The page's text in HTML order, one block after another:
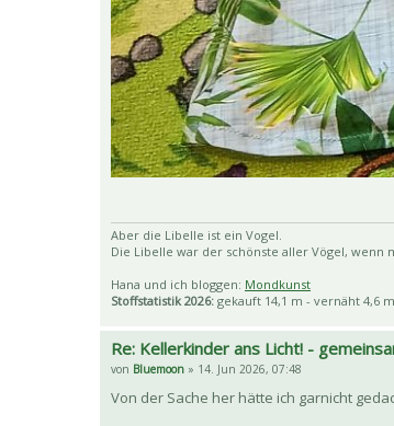
Aber die Libelle ist ein Vogel.
Die Libelle war der schönste aller Vögel, wenn
Hana und ich bloggen: Mondkunst
Stoffstatistik 2026: gekauft 14,1 m - vernäht 4,6
Re: Kellerkinder ans Licht! -
von Bluemoon » 14. Jun 2026, 07:48
Von der Sache her hätte ich garnicht